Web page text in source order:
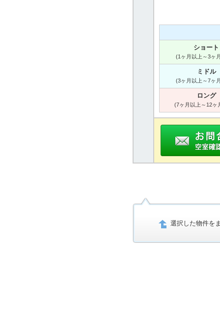
ショート
(1ヶ月以上～3ヶ
ミドル
(3ヶ月以上～7ヶ
ロング
(7ヶ月以上～12ヶ
選択した物件を